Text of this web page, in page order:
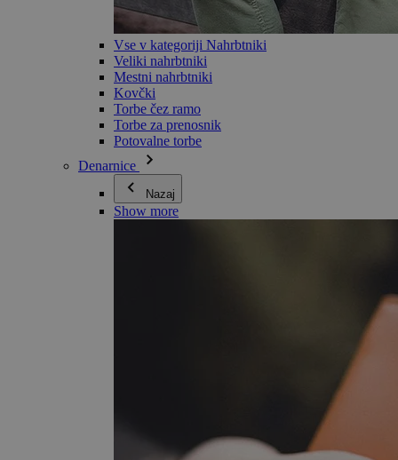
Vse v kategoriji Nahrbtniki
Veliki nahrbtniki
Mestni nahrbtniki
Kovčki
Torbe čez ramo
Torbe za prenosnik
Potovalne torbe
Denarnice
Nazaj
Show more